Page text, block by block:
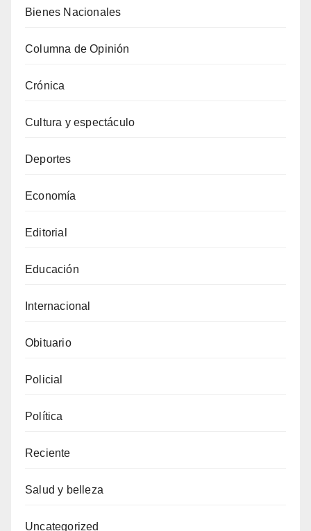
Bienes Nacionales
Columna de Opinión
Crónica
Cultura y espectáculo
Deportes
Economía
Editorial
Educación
Internacional
Obituario
Policial
Política
Reciente
Salud y belleza
Uncategorized